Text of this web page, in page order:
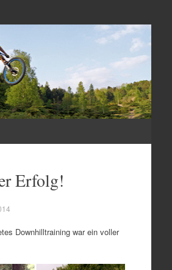
Club Herten
Erfolg!
Downhilltraining war ein voller